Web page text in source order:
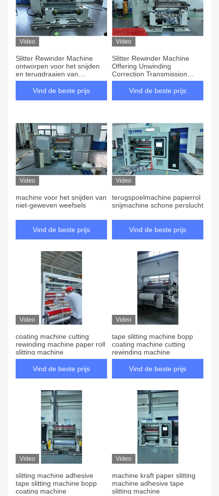
Video
Slitter Rewinder Machine
ontworpen voor het snijden
en terugdraaien van
Lithiumbatterij Separator met
grote touchscreen werking
Vind de beste prijs
Video
Slitter Rewinder Machine
Offering Unwinding
Correction Transmission
Flatten en Circular Blade
Slitting Process Flow
Vind de beste prijs
Video
machine voor het snijden van
niet-geweven weefsels
Vind de beste prijs
Video
terugspoelmachine papierrol
snijmachine schone perslucht
Vind de beste prijs
Video
coating machine cutting
rewinding machine paper roll
slitting machine
Vind de beste prijs
Video
tape slitting machine bopp
coating machine cutting
rewinding machine
Vind de beste prijs
Video
slitting machine adhesive
tape slitting machine bopp
coating machine
Video
machine kraft paper slitting
machine adhesive tape
slitting machine